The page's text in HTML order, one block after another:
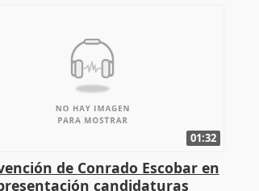
01:32
de Conrado Escobar en
candidaturas